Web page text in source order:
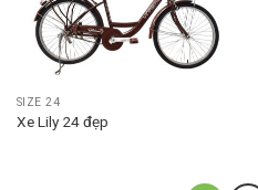
SIZE 24
Xe Lily 24 đẹp